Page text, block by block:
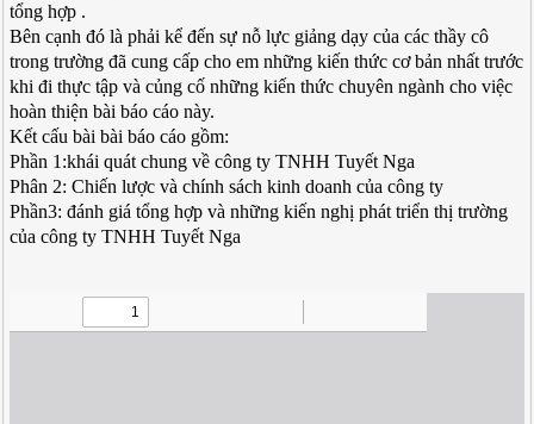
tổng hợp .
Bên cạnh đó là phải kể đến sự nỗ lực giảng dạy của các thầy cô
trong trường đã cung cấp cho em những kiến thức cơ bản nhất trước
khi đi thực tập và củng cố những kiến thức chuyên ngành cho việc
hoàn thiện bài báo cáo này.
Kết cấu bài bài báo cáo gồm:
Phần 1:khái quát chung về công ty TNHH Tuyết Nga
Phân 2: Chiến lược và chính sách kinh doanh của công ty
Phần3: đánh giá tổng hợp và những kiến nghị phát triển thị trường
của công ty TNHH Tuyết Nga